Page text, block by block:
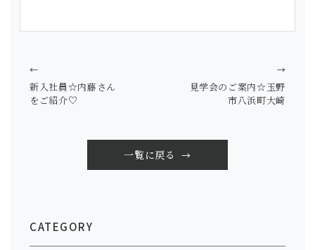
新入社員☆内藤さん
をご紹介♡
←
一覧に戻る
見学会のご案内☆玉野
市八浜町大崎
→
CATEGORY